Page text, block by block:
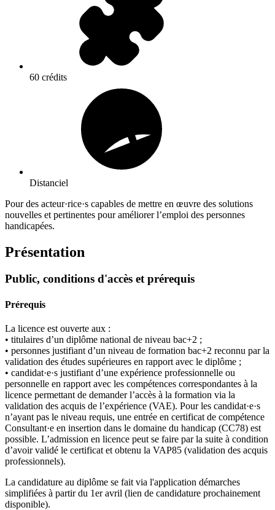
60 crédits
Distanciel
Pour des acteur·rice·s capables de mettre en œuvre des solutions
nouvelles et pertinentes pour améliorer l’emploi des personnes
handicapées.
Présentation
Public, conditions d'accès et prérequis
Prérequis
La licence est ouverte aux :
• titulaires d’un diplôme national de niveau bac+2 ;
• personnes justifiant d’un niveau de formation bac+2 reconnu par la
validation des études supérieures en rapport avec le diplôme ;
• candidat·e·s justifiant d’une expérience professionnelle ou
personnelle en rapport avec les compétences correspondantes à la
licence permettant de demander l’accès à la formation via la
validation des acquis de l’expérience (VAE). Pour les candidat·e·s
n’ayant pas le niveau requis, une entrée en certificat de compétence
Consultant·e en insertion dans le domaine du handicap (CC78) est
possible. L’admission en licence peut se faire par la suite à condition
d’avoir validé le certificat et obtenu la VAP85 (validation des acquis
professionnels).
La candidature au diplôme se fait via l'application démarches
simplifiées à partir du 1er avril (lien de candidature prochainement
disponible).